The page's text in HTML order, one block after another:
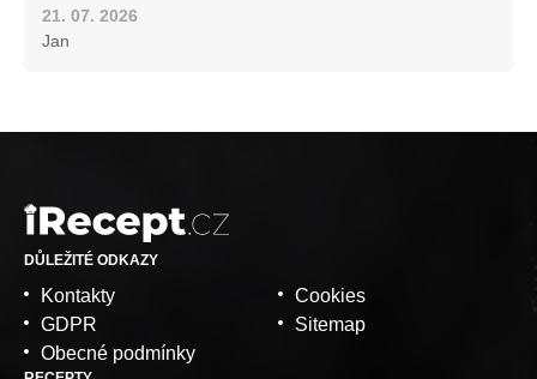
21. 07. 2026
Jan
DŮLEŽITÉ ODKAZY
Kontakty
GDPR
Obecné podmínky
Cookies
Sitemap